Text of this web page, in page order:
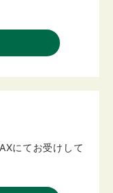
にてお受けして